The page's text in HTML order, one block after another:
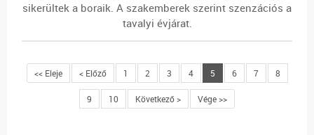
sikerültek a boraik. A szakemberek szerint szenzációs a
tavalyi évjárat.
<< Eleje < Előző 1 2 3 4 5 6 7 8
9 10 Következő > Vége >>